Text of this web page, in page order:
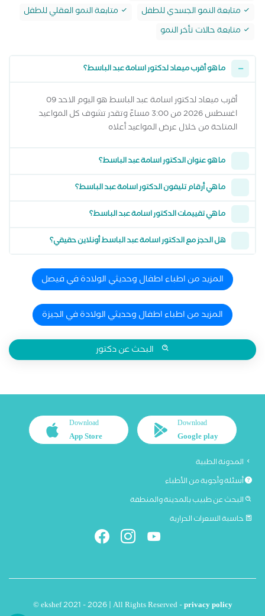
متابعة النمو الجسدي للطفل
متابعة النمو العقلي للطفل
متابعة حالات تأخر النمو
ما هو أقرب ميعاد لدكتور اسامة عبد الباسط؟
أقرب ميعاد لدكتور اسامة عبد الباسط هو اليوم الاحد 09
اغسطس 2026 من 3:00 مساءً وتقدر تشوف كل المواعيد
المتاحة من خلال عرض المواعيد أعلاه
ما هو عنوان الدكتور اسامة عبد الباسط؟
ما هي أرقام تليفون الدكتور اسامة عبد الباسط؟
ما هي تقييمات الدكتور اسامة عبد الباسط؟
هل الحجز مع الدكتور اسامة عبد الباسط أونلاين حقيقي؟
المزيد من اطباء اطفال وحديثي الولادة في فيصل
المزيد من اطباء اطفال وحديثي الولادة في الجيزة
البحث عن دكتور
Download
Google play
Download
App Store
المدونة الطبية
أسئلة وأجوبة من الأطباء
البحث عن طبيب بالمدينة والمنطقة
حاسبة السعرات الحرارية
© ekshef 2021 - 2026 | All Rights Reserved -privacy policy